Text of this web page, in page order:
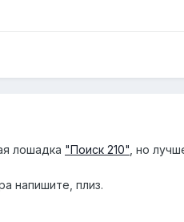
лошадка "Поиск 210" , но
напишите, плиз.